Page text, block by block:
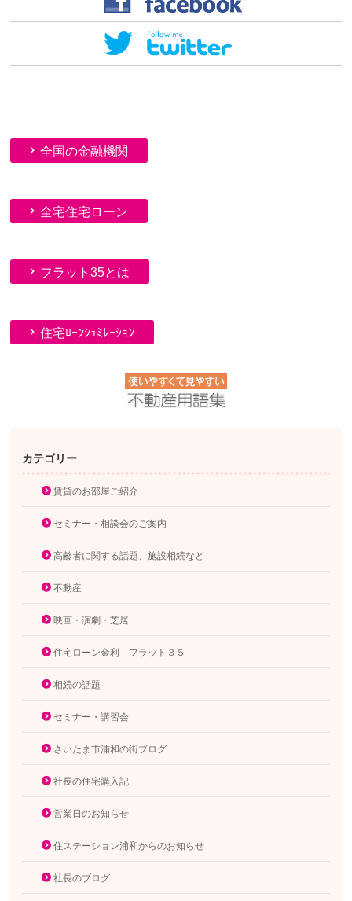
全国の金融機関
全宅住宅ローン
フラット35とは
住宅ﾛｰﾝｼｭﾐﾚｰｼｮﾝ
カテゴリー
賃貸のお部屋ご紹介
セミナー・相談会のご案内
高齢者に関する話題、施設相続など
不動産
映画・演劇・芝居
住宅ローン金利 フラット３５
相続の話題
セミナー・講習会
さいたま市浦和の街ブログ
社長の住宅購入記
営業日のお知らせ
住ステーション浦和からのお知らせ
社長のブログ